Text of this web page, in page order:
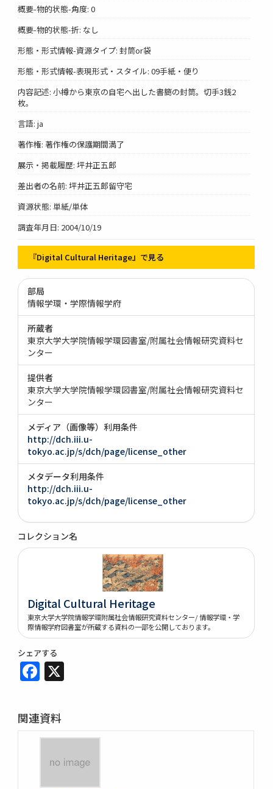
概要-物的状態-角度: 0
概要-物的状態-折: なし
形態・形式情報-資源タイプ: 封筒or袋
形態・形式情報-表現形式・スタイル: 09手紙・便り
内容記述: 小樽から東京の自宅へ出した書簡の封筒。切手3銭2
枚。
言語: ja
著作権: 著作権の保護期間満了
展示・掲載履歴: 坪井正五郎
差出者の名前: 坪井正五郎留守宅
資源状態: 単紙/単体
調査年月日: 2004/10/19
『Digital Cultural Heritage』で見る
部局
情報学環・学際情報学府
所蔵者
東京大学大学院情報学環図書室/附属社会情報研究資料セ
ンター
提供者
東京大学大学院情報学環図書室/附属社会情報研究資料セ
ンター
メディア（画像等）利用条件
http://dch.iii.u-
tokyo.ac.jp/s/dch/page/license_other
メタデータ利用条件
http://dch.iii.u-
tokyo.ac.jp/s/dch/page/license_other
コレクション名
Digital Cultural Heritage
東京大学大学院情報学環附属社会情報研究資料センター/ 情報学環・学
際情報学府図書室が所蔵する資料の一部を公開しております。
シェアする
Facebook
関連資料